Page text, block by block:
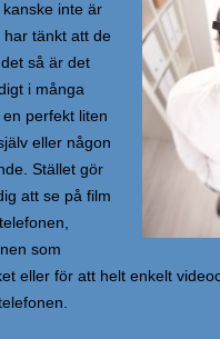
inte är
har tänkt att de
så är det
i många
perfekt liten
eller någon
Stället gör
att se på film
som
eller för att helt enkelt